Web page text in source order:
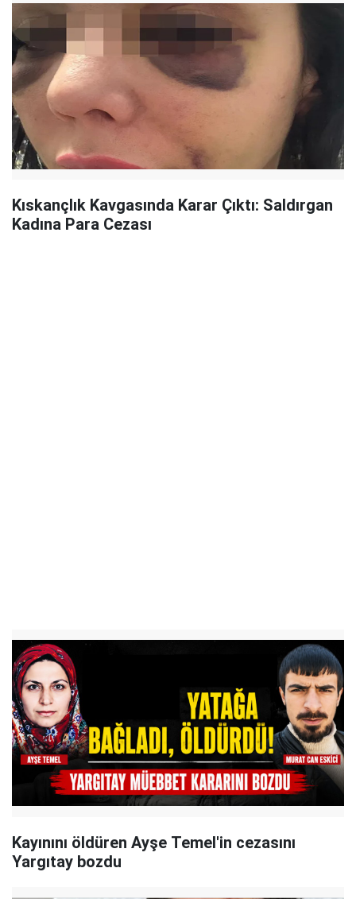
Kıskançlık Kavgasında Karar Çıktı: Saldırgan
Kadına Para Cezası
Kayınını öldüren Ayşe Temel'in cezasını
Yargıtay bozdu